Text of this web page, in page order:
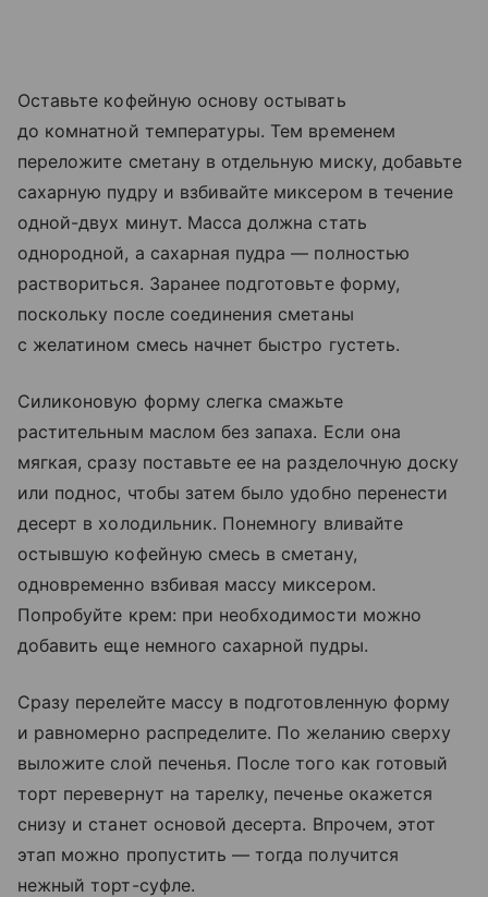
Оставьте кофейную основу остывать
до комнатной температуры. Тем временем
переложите сметану в отдельную миску, добавьте
сахарную пудру и взбивайте миксером в течение
одной-двух минут. Масса должна стать
однородной, а сахарная пудра — полностью
раствориться. Заранее подготовьте форму,
поскольку после соединения сметаны
с желатином смесь начнет быстро густеть.
Силиконовую форму слегка смажьте
растительным маслом без запаха. Если она
мягкая, сразу поставьте ее на разделочную доску
или поднос, чтобы затем было удобно перенести
десерт в холодильник. Понемногу вливайте
остывшую кофейную смесь в сметану,
одновременно взбивая массу миксером.
Попробуйте крем: при необходимости можно
добавить еще немного сахарной пудры.
Сразу перелейте массу в подготовленную форму
и равномерно распределите. По желанию сверху
выложите слой печенья. После того как готовый
торт перевернут на тарелку, печенье окажется
снизу и станет основой десерта. Впрочем, этот
этап можно пропустить — тогда получится
нежный торт-суфле.